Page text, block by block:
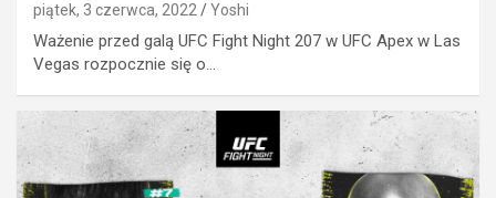
piątek, 3 czerwca, 2022 Yoshi
Ważenie przed galą UFC Fight Night 207 w UFC Apex w Las
Vegas rozpocznie się o…